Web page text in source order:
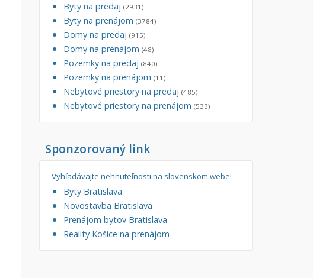
priestory
Administratívne, obchodné
Garáž, garážové státie
Filtre
Súkromná inzercia
Ponuka RK
Novostavba
Byty na predaj (2931)
Byty na prenájom (3784)
Domy na predaj (915)
Domy na prenájom (48)
Pozemky na predaj (840)
Pozemky na prenájom (11)
Nebytové priestory na predaj (485)
Nebytové priestory na prenájom (533)
Sponzorovaný link
Vyhľadávajte nehnuteľnosti na slovenskom webe!
Byty Bratislava
Novostavba Bratislava
Prenájom bytov Bratislava
Reality Košice na prenájom